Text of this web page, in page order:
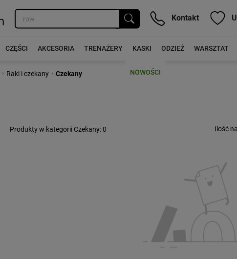
Kontakt
CZĘŚCI AKCESORIA TRENAŻERY KASKI ODZIEŻ WARSZTAT
NOWOŚCI
› Raki i czekany › Czekany
Ilość
Produkty w kategorii Czekany: 0